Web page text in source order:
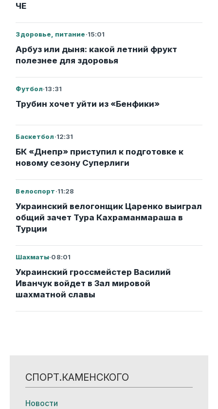
ЧЕ
Здоровье, питание·15:01
Арбуз или дыня: какой летний фрукт
полезнее для здоровья
Футбол·13:31
Трубин хочет уйти из «Бенфики»
Баскетбол·12:31
БК «Днепр» приступил к подготовке к
новому сезону Суперлиги
Велоспорт·11:28
Украинский велогонщик Царенко выиграл
общий зачет Тура Кахраманмараша в
Турции
Шахматы·08:01
Украинский гроссмейстер Василий
Иванчук войдет в Зал мировой
шахматной славы
СПОРТ.КАМЕНСКОГО
Новости